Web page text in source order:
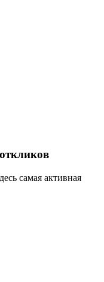
самая активная